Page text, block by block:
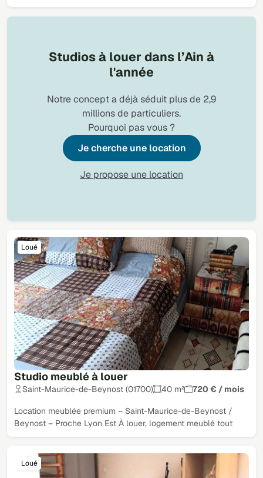
Studio meublé à louer
Loué
Saint-Maurice-de-Beynost (01700) 40 m² 720 € / mois
Location meublée premium – Saint-Maurice-de-Beynost /
Beynost – Proche Lyon Est À louer, logement meublé tout
Loué
Studios à louer dans l’Ain à
l'année
Notre concept a déjà séduit plus de 2,9
millions de particuliers.
Pourquoi pas vous ?
Je cherche une location
Je propose une location